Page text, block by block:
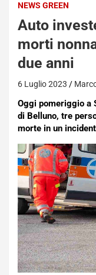
NEWS GREEN
Auto
morti
due anni
6 Luglio 2023
Oggi pomeriggio a
di Belluno, tre
morte in un